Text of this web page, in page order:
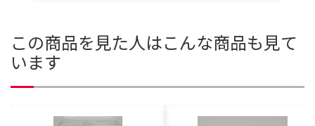
この商品を見た人はこんな商品も見て
います